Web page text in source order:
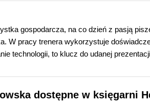
gospodarcza, na co dzień z pasją
W pracy trenera wykorzystuje
technologii, to klucz do udanej
dostępne w księgarni